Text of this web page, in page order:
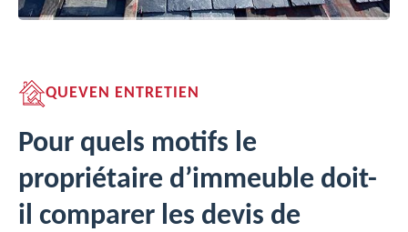
QUEVEN ENTRETIEN
Pour quels motifs le
propriétaire d’immeuble doit-
il comparer les devis de